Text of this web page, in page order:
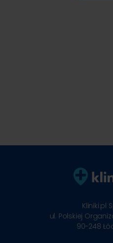
Kliniki.pl
ul. Polskiej
90-248